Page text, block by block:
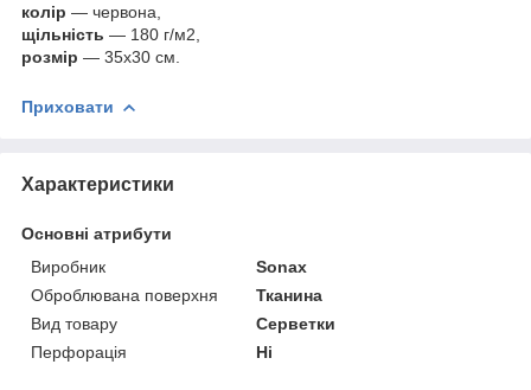
колір — червона,
щільність — 180 г/м2,
розмір — 35х30 см.
Приховати
Характеристики
Основні атрибути
Виробник
Sonax
Оброблювана поверхня
Тканина
Вид товару
Серветки
Перфорація
Ні